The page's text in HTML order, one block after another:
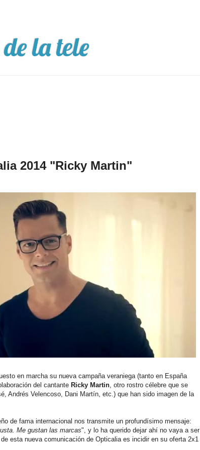
la tele
2014 "Ricky Martin"
en marcha su nueva campaña veraniega (tanto en España
del cantante Ricky Martin, otro rostro célebre que se
Andrés Velencoso, Dani Martín, etc.) que han sido imagen de la
de fama internacional nos transmite un profundísimo mensaje:
Me gustan las marcas", y lo ha querido dejar ahí no vaya a ser
esta nueva comunicación de Opticalia es incidir en su oferta 2x1